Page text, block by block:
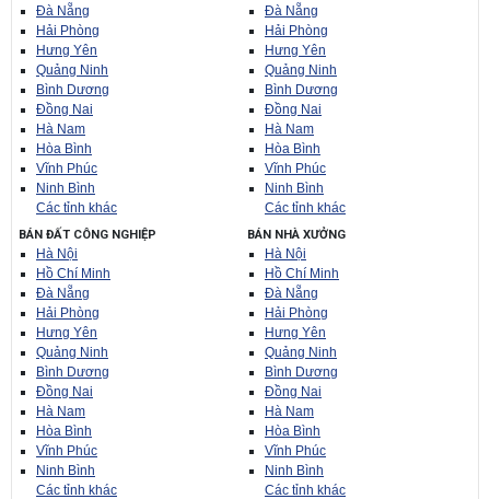
Đà Nẵng
Hải Phòng
Hưng Yên
Quảng Ninh
Bình Dương
Đồng Nai
Hà Nam
Hòa Bình
Vĩnh Phúc
Ninh Bình
Các tỉnh khác
Đà Nẵng
Hải Phòng
Hưng Yên
Quảng Ninh
Bình Dương
Đồng Nai
Hà Nam
Hòa Bình
Vĩnh Phúc
Ninh Bình
Các tỉnh khác
BÁN ĐẤT CÔNG NGHIỆP
Hà Nội
Hồ Chí Minh
Đà Nẵng
Hải Phòng
Hưng Yên
Quảng Ninh
Bình Dương
Đồng Nai
Hà Nam
Hòa Bình
Vĩnh Phúc
Ninh Bình
Các tỉnh khác
BÁN NHÀ XƯỞNG
Hà Nội
Hồ Chí Minh
Đà Nẵng
Hải Phòng
Hưng Yên
Quảng Ninh
Bình Dương
Đồng Nai
Hà Nam
Hòa Bình
Vĩnh Phúc
Ninh Bình
Các tỉnh khác